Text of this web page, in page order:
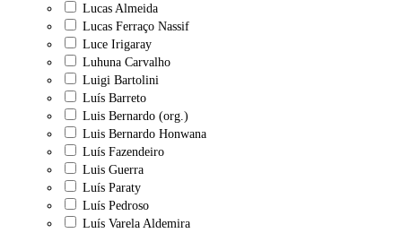
Lucas Almeida
Lucas Ferraço Nassif
Luce Irigaray
Luhuna Carvalho
Luigi Bartolini
Luís Barreto
Luis Bernardo (org.)
Luis Bernardo Honwana
Luís Fazendeiro
Luis Guerra
Luís Paraty
Luís Pedroso
Luís Varela Aldemira